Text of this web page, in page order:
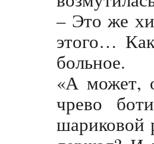
– Это же
этого…
больное.
«А может,
чрево
шариковой